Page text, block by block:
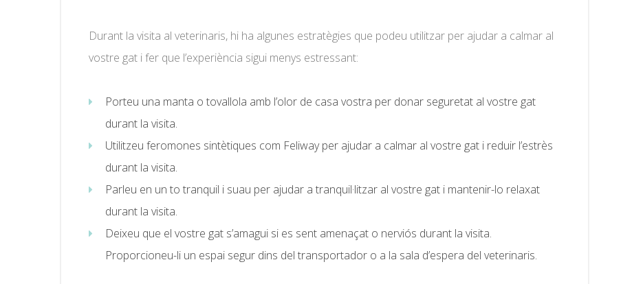
Durant la visita al veterinaris, hi ha algunes estratègies que podeu utilitzar per ajudar a calmar al
vostre gat i fer que l’experiència sigui menys estressant:
Porteu una manta o tovallola amb l’olor de casa vostra per donar seguretat al vostre gat
durant la visita.
Utilitzeu feromones sintètiques com Feliway per ajudar a calmar al vostre gat i reduir l’estrès
durant la visita.
Parleu en un to tranquil i suau per ajudar a tranquil·litzar al vostre gat i mantenir-lo relaxat
durant la visita.
Deixeu que el vostre gat s’amagui si es sent amenaçat o nerviós durant la visita.
Proporcioneu-li un espai segur dins del transportador o a la sala d’espera del veterinaris.